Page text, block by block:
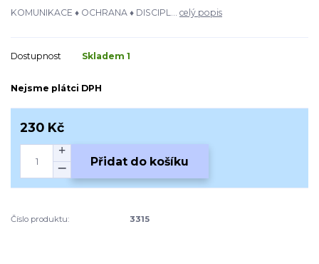
KOMUNIKACE ♦ OCHRANA ♦ DISCIPL... celý popis
Dostupnost Skladem 1
Nejsme plátci DPH
230 Kč
Přidat do košíku
Číslo produktu: 3315